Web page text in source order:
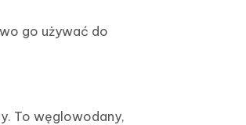
go używać do
To węglowodany,